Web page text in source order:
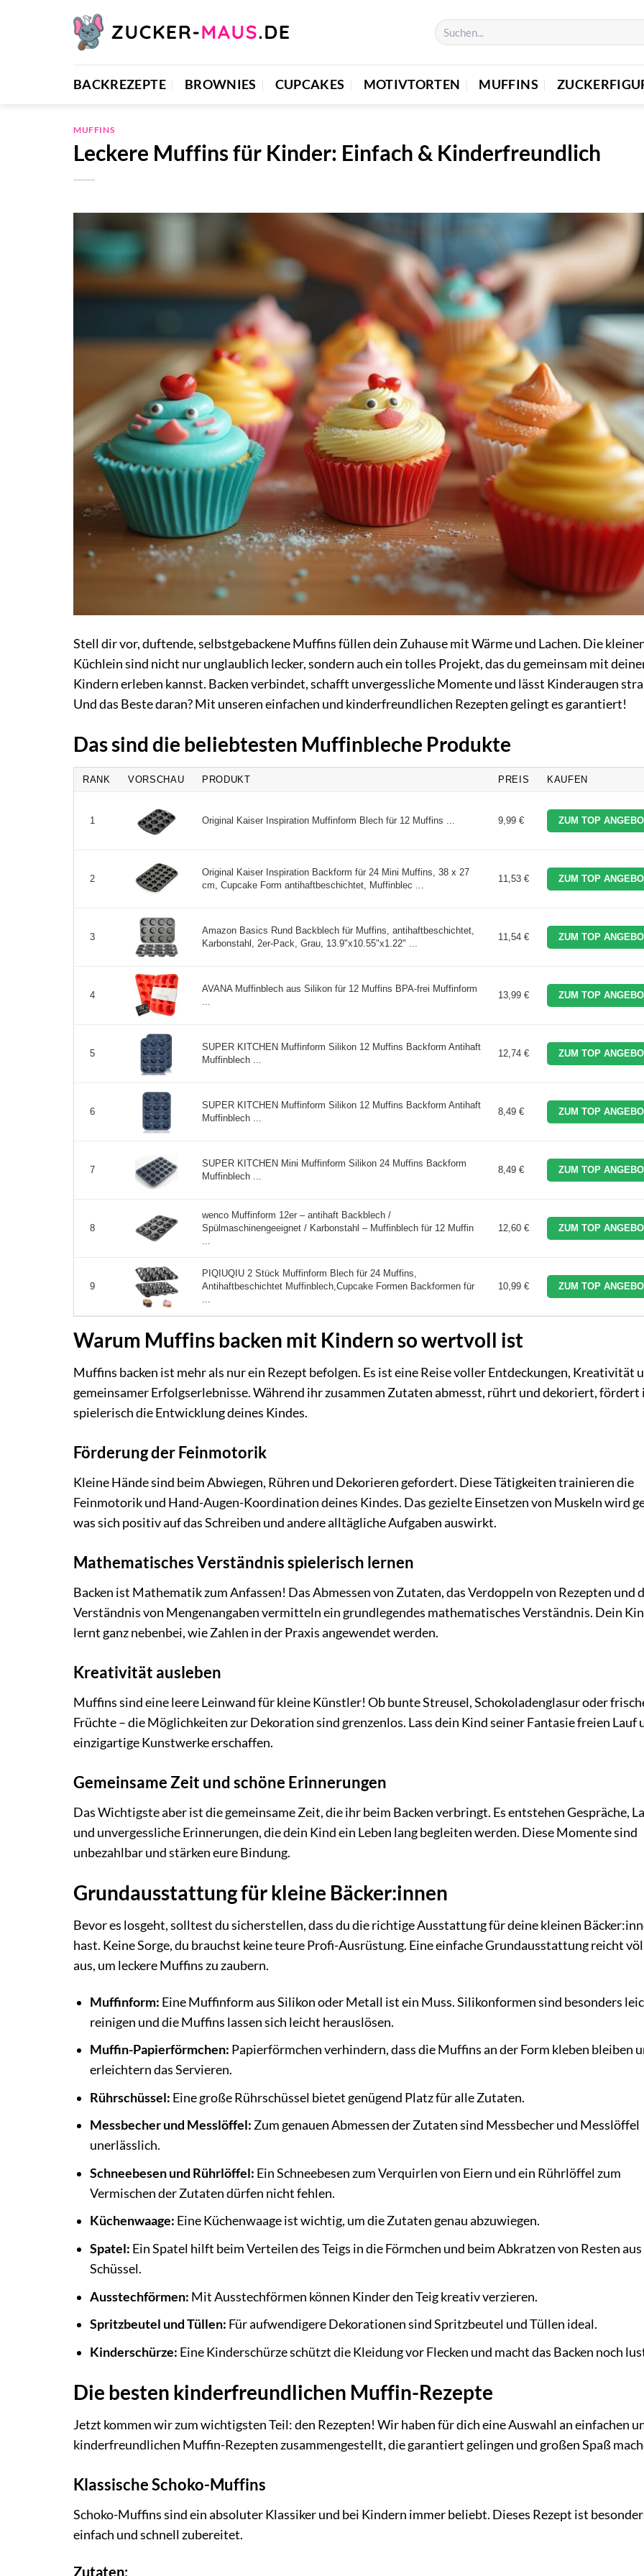
BACKREZEPTE BROWNIES CUPCAKES MOTIVTORTEN MUFFINS
MUFFINS
Leckere Muffins für Kinder: Einfach & Kinderfreundlich
Stell dir vor, duftende, selbstgebackene Muffins füllen dein Zuhause mit Wärme und Lachen. Die
Küchlein sind nicht nur unglaublich lecker, sondern auch ein tolles Projekt, das du gemeinsam mit
Kindern erleben kannst. Backen verbindet, schafft unvergessliche Momente und lässt Kinderaugen
Und das Beste daran? Mit unseren einfachen und kinderfreundlichen Rezepten gelingt es garantiert!
Das sind die beliebtesten Muffinbleche Produkte
RANK VORSCHAU PRODUKT PREIS KAUFEN
1 Original Kaiser Inspiration Muffinform Blech für 12 Muffins ... 9,99 € ZUM TOP
2
Original Kaiser Inspiration Backform für 24 Mini Muffins, 38 x 27
cm, Cupcake Form antihaftbeschichtet, Muffinblec ...
11,53 € ZUM TOP
3
Amazon Basics Rund Backblech für Muffins, antihaftbeschichtet,
Karbonstahl, 2er-Pack, Grau, 13.9"x10.55"x1.22" ...
11,54 € ZUM TOP
4
AVANA Muffinblech aus Silikon für 12 Muffins BPA-frei Muffinform
...
13,99 € ZUM TOP
5
SUPER KITCHEN Muffinform Silikon 12 Muffins Backform Antihaft
Muffinblech ...
12,74 € ZUM TOP
6
SUPER KITCHEN Muffinform Silikon 12 Muffins Backform Antihaft
Muffinblech ...
8,49 € ZUM TOP
7
SUPER KITCHEN Mini Muffinform Silikon 24 Muffins Backform
Muffinblech ...
8,49 € ZUM TOP
8
wenco Muffinform 12er – antihaft Backblech /
Spülmaschinengeeignet / Karbonstahl – Muffinblech für 12 Muffin
...
12,60 € ZUM TOP
9
PIQIUQIU 2 Stück Muffinform Blech für 24 Muffins,
Antihaftbeschichtet Muffinblech,Cupcake Formen Backformen für
...
10,99 € ZUM TOP
Warum Muffins backen mit Kindern so wertvoll ist
Muffins backen ist mehr als nur ein Rezept befolgen. Es ist eine Reise voller Entdeckungen, Kreativität
gemeinsamer Erfolgserlebnisse. Während ihr zusammen Zutaten abmesst, rührt und dekoriert, fördert
spielerisch die Entwicklung deines Kindes.
Förderung der Feinmotorik
Kleine Hände sind beim Abwiegen, Rühren und Dekorieren gefordert. Diese Tätigkeiten trainieren die
Feinmotorik und Hand-Augen-Koordination deines Kindes. Das gezielte Einsetzen von Muskeln wird
was sich positiv auf das Schreiben und andere alltägliche Aufgaben auswirkt.
Mathematisches Verständnis spielerisch lernen
Backen ist Mathematik zum Anfassen! Das Abmessen von Zutaten, das Verdoppeln von Rezepten und
Verständnis von Mengenangaben vermitteln ein grundlegendes mathematisches Verständnis. Dein
lernt ganz nebenbei, wie Zahlen in der Praxis angewendet werden.
Kreativität ausleben
Muffins sind eine leere Leinwand für kleine Künstler! Ob bunte Streusel, Schokoladenglasur oder
Früchte – die Möglichkeiten zur Dekoration sind grenzenlos. Lass dein Kind seiner Fantasie freien Lauf
einzigartige Kunstwerke erschaffen.
Gemeinsame Zeit und schöne Erinnerungen
Das Wichtigste aber ist die gemeinsame Zeit, die ihr beim Backen verbringt. Es entstehen Gespräche,
und unvergessliche Erinnerungen, die dein Kind ein Leben lang begleiten werden. Diese Momente sind
unbezahlbar und stärken eure Bindung.
Grundausstattung für kleine Bäcker:innen
Bevor es losgeht, solltest du sicherstellen, dass du die richtige Ausstattung für deine kleinen
hast. Keine Sorge, du brauchst keine teure Profi-Ausrüstung. Eine einfache Grundausstattung reicht
aus, um leckere Muffins zu zaubern.
Muffinform: Eine Muffinform aus Silikon oder Metall ist ein Muss. Silikonformen sind besonders
reinigen und die Muffins lassen sich leicht herauslösen.
Muffin-Papierförmchen: Papierförmchen verhindern, dass die Muffins an der Form kleben bleiben
erleichtern das Servieren.
Rührschüssel: Eine große Rührschüssel bietet genügend Platz für alle Zutaten.
Messbecher und Messlöffel:Zum genauen Abmessen der Zutaten sind Messbecher und Messlöffel
unerlässlich.
Schneebesen und Rührlöffel: Ein Schneebesen zum Verquirlen von Eiern und ein Rührlöffel zum
Vermischen der Zutaten dürfen nicht fehlen.
Küchenwaage: Eine Küchenwaage ist wichtig, um die Zutaten genau abzuwiegen.
Spatel: Ein Spatel hilft beim Verteilen des Teigs in die Förmchen und beim Abkratzen von Resten
Schüssel.
Ausstechförmen: Mit Ausstechförmen können Kinder den Teig kreativ verzieren.
Spritzbeutel und Tüllen: Für aufwendigere Dekorationen sind Spritzbeutel und Tüllen ideal.
Kinderschürze: Eine Kinderschürze schützt die Kleidung vor Flecken und macht das Backen noch
Die besten kinderfreundlichen Muffin-Rezepte
Jetzt kommen wir zum wichtigsten Teil: den Rezepten! Wir haben für dich eine Auswahl an einfachen
kinderfreundlichen Muffin-Rezepten zusammengestellt, die garantiert gelingen und großen Spaß
Klassische Schoko-Muffins
Schoko-Muffins sind ein absoluter Klassiker und bei Kindern immer beliebt. Dieses Rezept ist
einfach und schnell zubereitet.
Zutaten: